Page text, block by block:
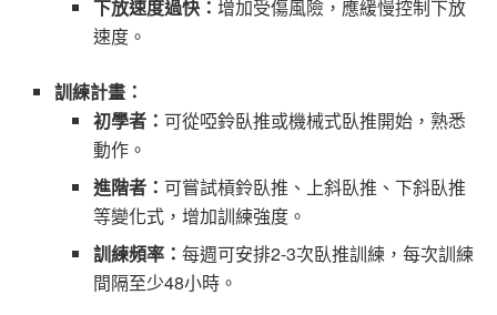
下放速度過快： 增加受傷風險，應緩慢控制下放
速度。
訓練計畫：
初學者： 可從啞鈴臥推或機械式臥推開始，熟悉
動作。
進階者： 可嘗試槓鈴臥推、上斜臥推、下斜臥推
等變化式，增加訓練強度。
訓練頻率： 每週可安排2-3次臥推訓練，每次訓練
間隔至少48小時。